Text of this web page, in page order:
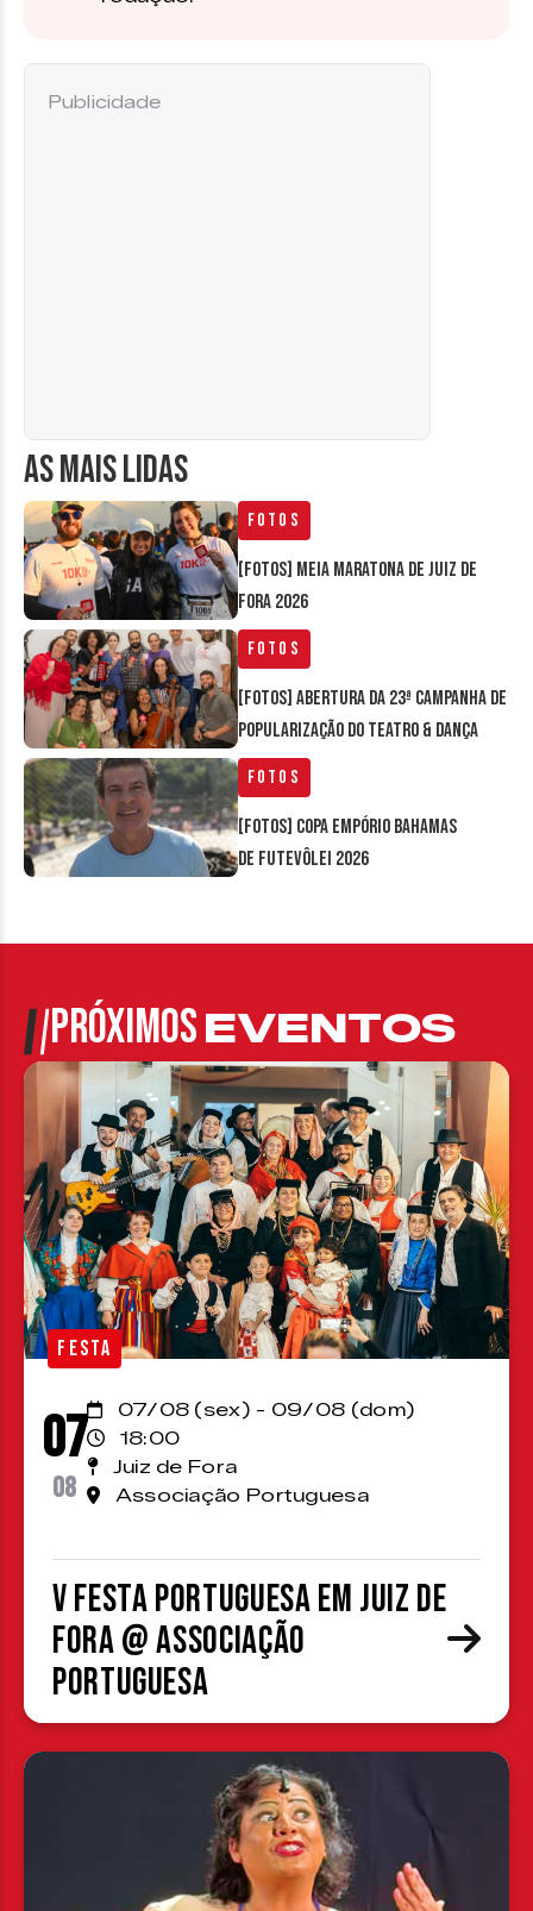
AS MAIS LIDAS
Fotos
[FOTOS] Meia Maratona de Juiz de
Fora 2026
Fotos
[FOTOS] Abertura da 23ª Campanha de
Popularização do Teatro & Dança
Fotos
[FOTOS] Copa Empório Bahamas
de Futevôlei 2026
Publicidade
PRÓXIMOSEVENTOS
FESTA
07
08
07/08 (sex) - 09/08 (dom)
18:00
Juiz de Fora
Associação Portuguesa
V Festa Portuguesa em Juiz de
Fora @ Associação
Portuguesa